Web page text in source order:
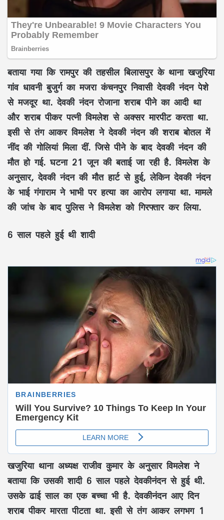
बताया गया कि रामपुर की तहसील बिलासपुर के थाना खजुरिया
गांव धावनी बुजुर्ग का मजरा कंचनपुर निवासी देवकी नंदन पेशे
से मजदूर था. देवकी नंदन रोजाना शराब पीने का आदी था
और शराब पीकर पत्नी विमलेश से अक्सर मारपीट करता था.
इसी से तंग आकर विमलेश ने देवकी नंदन की शराब बोतल में
नींद की गोलियां मिला दीं. जिसे पीने के बाद देवकी नंदन की
मौत हो गई. घटना 21 जून की बताई जा रही है. विमलेश के
अनुसार, देवकी नंदन की मौत हार्ट से हुई, लेकिन देवकी नंदन
के भाई गंगाराम ने भाभी पर हत्या का आरोप लगाया था. मामले
की जांच के बाद पुलिस ने विमलेश को गिरफ्तार कर लिया.
6 साल पहले हुई थी शादी
खजुरिया थाना अध्यक्ष राजीव कुमार के अनुसार विमलेश ने
बताया कि उसकी शादी 6 साल पहले देवकीनंदन से हुई थी.
उसके ढाई साल का एक बच्चा भी है. देवकीनंदन आए दिन
शराब पीकर मारता पीटता था. इसी से तंग आकर लगभग 1